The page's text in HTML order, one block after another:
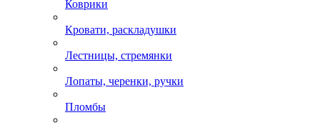
Коврики
Кровати, раскладушки
Лестницы, стремянки
Лопаты, черенки, ручки
Пломбы